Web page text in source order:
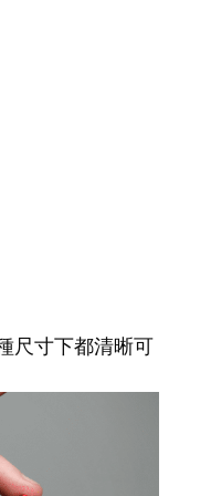
尺寸下都清晰可